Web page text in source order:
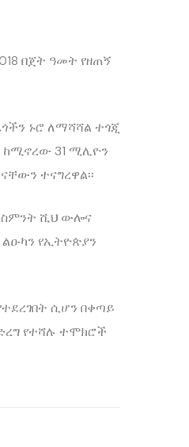
በጀት ዓመት የዘጠኝ
ኑሮ ለማሻሻል ተጎጂ
31 ሚሊዮን
ተናግረዋል፡፡
ስምንት ሺህ ውሎና
የኢትዮጵያን
ሲሆን በቀጣይ
የተሻሉ ተሞክሮች